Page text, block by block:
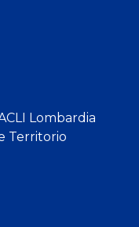
Lombardia
Territorio